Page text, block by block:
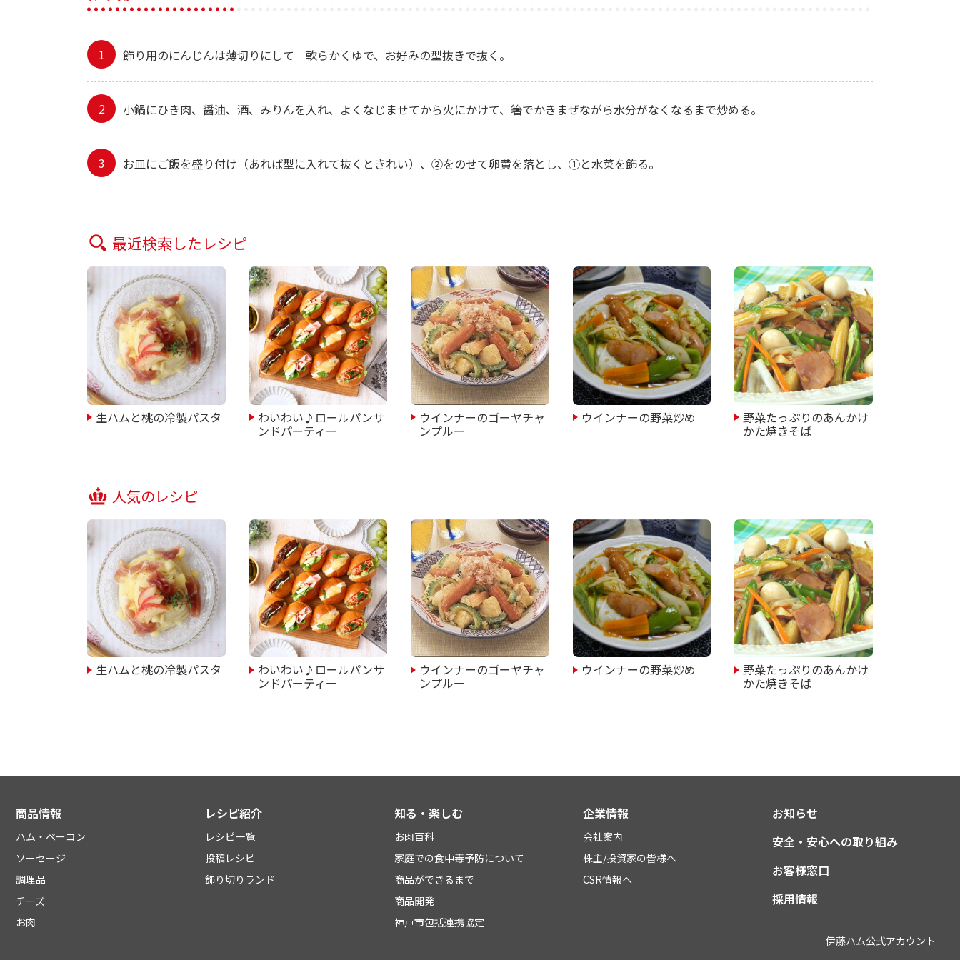
飾り用のにんじんは薄切りにして 軟らかくゆで、お好みの型抜きで抜く。
小鍋にひき肉、醤油、酒、みりんを入れ、よくなじませてから火にかけて、箸でかきまぜながら水分がなくなるまで炒める。
お皿にご飯を盛り付け（あれば型に入れて抜くときれい）、②をのせて卵黄を落とし、①と水菜を飾る。
最近検索したレシピ
生ハムと桃の冷製パスタ わいわい♪ロールパンサ
ンドパーティー
ウインナーのゴーヤチャ
ンプルー
ウインナーの野菜炒め 野菜たっぷりのあんかけ
かた焼きそば
人気のレシピ
生ハムと桃の冷製パスタ わいわい♪ロールパンサ
ンドパーティー
ウインナーのゴーヤチャ
ンプルー
ウインナーの野菜炒め 野菜たっぷりのあんかけ
かた焼きそば
商品情報
ハム・ベーコン
ソーセージ
調理品
チーズ
お肉
レシピ紹介
レシピ一覧
投稿レシピ
飾り切りランド
知る・楽しむ
お肉百科
家庭での食中毒予防について
商品ができるまで
商品開発
神戸市包括連携協定
企業情報
会社案内
株主/投資家の皆様へ
CSR情報へ
お知らせ
安全・安心への取り組み
お客様窓口
採用情報
伊藤ハム公式アカウント